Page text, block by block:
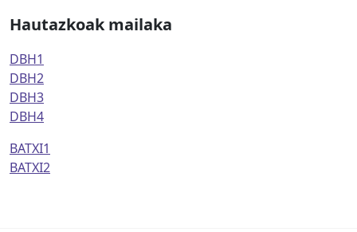
Hautazkoak mailaka
DBH1
DBH2
DBH3
DBH4
BATXI1
BATXI2